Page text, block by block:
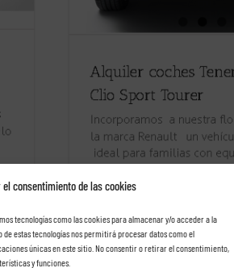
el consentimiento de las cookies
tecnologías como las cookies para almacenar y/o acceder a la
estas tecnologías nos permitirá procesar datos como el
únicas en este sitio. No consentir o retirar el consentimiento,
y funciones.